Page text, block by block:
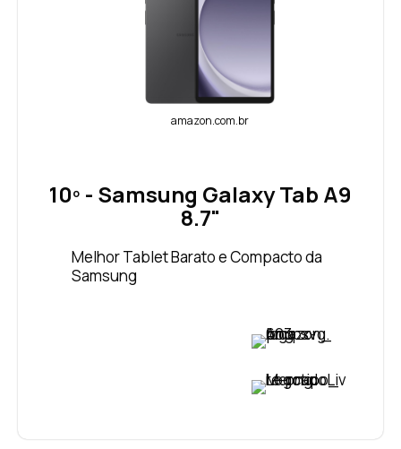
amazon.com.br
10º - Samsung Galaxy Tab A9
8.7"
Melhor Tablet Barato e Compacto da
Samsung